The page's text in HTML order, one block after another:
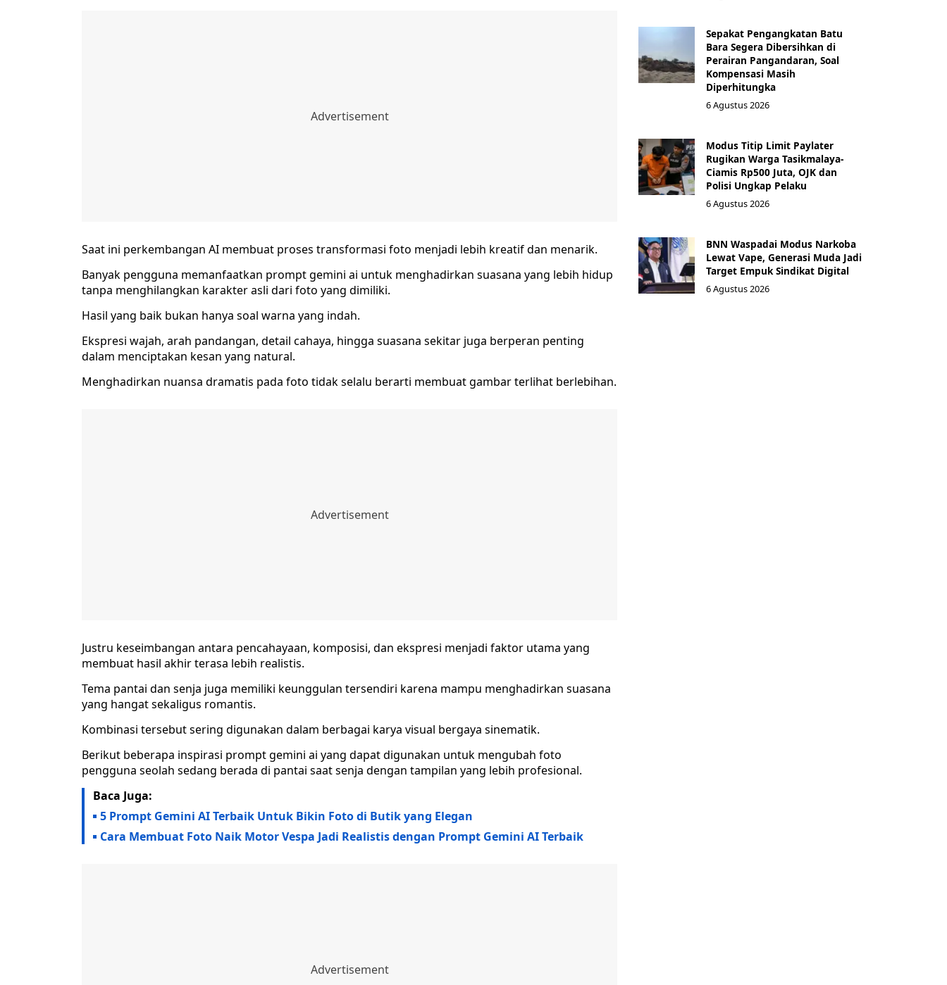
Saat ini perkembangan AI membuat proses transformasi foto menjadi lebih kreatif dan menarik.
Banyak pengguna memanfaatkan prompt gemini ai untuk menghadirkan suasana yang lebih hidup
tanpa menghilangkan karakter asli dari foto yang dimiliki.
Hasil yang baik bukan hanya soal warna yang indah.
Ekspresi wajah, arah pandangan, detail cahaya, hingga suasana sekitar juga berperan penting
dalam menciptakan kesan yang natural.
Menghadirkan nuansa dramatis pada foto tidak selalu berarti membuat gambar terlihat berlebihan.
Justru keseimbangan antara pencahayaan, komposisi, dan ekspresi menjadi faktor utama yang
membuat hasil akhir terasa lebih realistis.
Tema pantai dan senja juga memiliki keunggulan tersendiri karena mampu menghadirkan suasana
yang hangat sekaligus romantis.
Kombinasi tersebut sering digunakan dalam berbagai karya visual bergaya sinematik.
Berikut beberapa inspirasi prompt gemini ai yang dapat digunakan untuk mengubah foto
pengguna seolah sedang berada di pantai saat senja dengan tampilan yang lebih profesional.
Baca Juga:
5 Prompt Gemini AI Terbaik Untuk Bikin Foto di Butik yang Elegan
Cara Membuat Foto Naik Motor Vespa Jadi Realistis dengan Prompt Gemini AI Terbaik
Sepakat Pengangkatan Batu
Bara Segera Dibersihkan di
Perairan Pangandaran, Soal
Kompensasi Masih
Diperhitungka
6 Agustus 2026
Modus Titip Limit Paylater
Rugikan Warga Tasikmalaya-
Ciamis Rp500 Juta, OJK dan
Polisi Ungkap Pelaku
6 Agustus 2026
BNN Waspadai Modus Narkoba
Lewat Vape, Generasi Muda Jadi
Target Empuk Sindikat Digital
6 Agustus 2026